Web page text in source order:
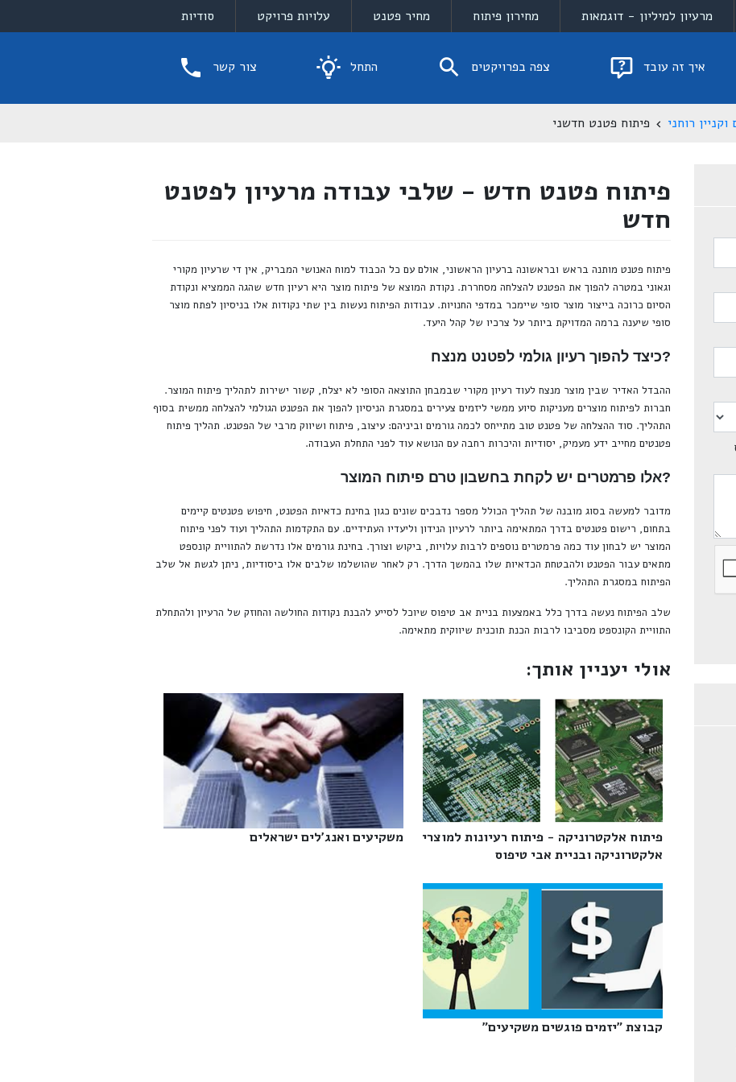
מרעיון למיליון - דוגמאות מחירון פיתוח מחיר פטנט עלויות פרויקט סודיות
איך זה עובד צפה בפרויקטים התחל צור קשר
רוחני פיתוח פטנט חדשני
פיתוח פטנט חדש - שלבי עבודה מרעיון לפטנט
חדש
פיתוח פטנט מותנה בראש ובראשונה ברעיון הראשוני, אולם עם כל הכבוד למוח האנושי המבריק, אין די שרעיון מקורי
וגאוני במטרה להפוך את הפטנט להצלחה מסחררת. נקודת המוצא של פיתוח מוצר היא רעיון חדש שהגה הממציא ונקודת
הסיום כרוכה בייצור מוצר סופי שיימכר במדפי החנויות. עבודות הפיתוח נעשות בין שתי נקודות אלו בניסיון לפתח מוצר
סופי שיענה ברמה המדויקת ביותר על צרכיו של קהל היעד.
?כיצד להפוך רעיון גולמי לפטנט מנצח
ההבדל האדיר שבין מוצר מנצח לעוד רעיון מקורי שבמבחן התוצאה הסופי לא יצלח, קשור ישירות לתהליך פיתוח המוצר.
חברות לפיתוח מוצרים מעניקות סיוע ממשי ליזמים צעירים במסגרת הניסיון להפוך את הפטנט הגולמי להצלחה ממשית בסוף
התהליך. סוד ההצלחה של פטנט טוב מתייחס לכמה גורמים וביניהם: עיצוב, פיתוח ושיווק מרבי של הפטנט. תהליך פיתוח
פטנטים מחייב ידע מעמיק, יסודיות והיכרות רחבה עם הנושא עוד לפני התחלת העבודה.
?אלו פרמטרים יש לקחת בחשבון טרם פיתוח המוצר
מדובר למעשה בסוג מובנה של תהליך הכולל מספר נדבכים שונים כגון בחינת כדאיות הפטנט, חיפוש פטנטים קיימים
בתחום, רישום פטנטים בדרך המתאימה ביותר לרעיון הנידון וליעדיו העתידיים. עם התקדמות התהליך ועוד לפני פיתוח
המוצר יש לבחון עוד כמה פרמטרים נוספים לרבות עלויות, ביקוש וצורך. בחינת גורמים אלו נדרשת להתוויית קונספט
מתאים עבור הפטנט ולהבטחת הכדאיות שלו בהמשך הדרך. רק לאחר שהושלמו שלבים אלו ביסודיות, ניתן לגשת אל שלב
הפיתוח במסגרת התהליך.
שלב הפיתוח נעשה בדרך כלל באמצעות בניית אב טיפוס שיוכל לסייע להבנת נקודות החולשה והחוזק של הרעיון ולהתחלת
התוויית הקונספט מסביבו לרבות הכנת תוכנית שיווקית מתאימה.
אולי יעניין אותך:
פיתוח אלקטרוניקה - פיתוח רעיונות למוצרי
אלקטרוניקה ובניית אבי טיפוס‎
משקיעים ואנג'לים ישראלים‎
קבוצת "יזמים פוגשים משקיעים"‎